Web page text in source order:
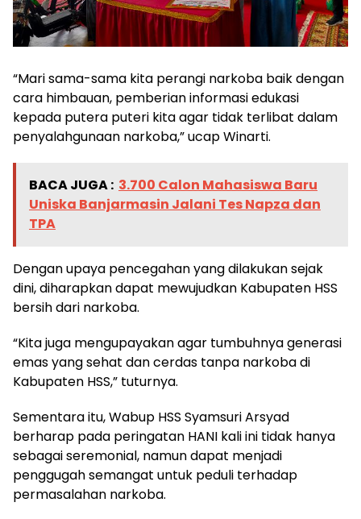
“Mari sama-sama kita perangi narkoba baik dengan
cara himbauan, pemberian informasi edukasi
kepada putera puteri kita agar tidak terlibat dalam
penyalahgunaan narkoba,” ucap Winarti.
BACA JUGA : 3.700 Calon Mahasiswa Baru
Uniska Banjarmasin Jalani Tes Napza dan
TPA
Dengan upaya pencegahan yang dilakukan sejak
dini, diharapkan dapat mewujudkan Kabupaten HSS
bersih dari narkoba.
“Kita juga mengupayakan agar tumbuhnya generasi
emas yang sehat dan cerdas tanpa narkoba di
Kabupaten HSS,” tuturnya.
Sementara itu, Wabup HSS Syamsuri Arsyad
berharap pada peringatan HANI kali ini tidak hanya
sebagai seremonial, namun dapat menjadi
penggugah semangat untuk peduli terhadap
permasalahan narkoba.